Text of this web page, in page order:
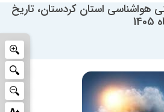
هواشناسی استان کردستان، تاریخ